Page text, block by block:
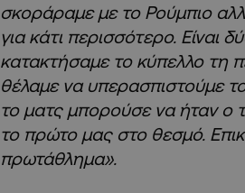
σκοράραμε με το Ρούμπιο
για κάτι περισσότερο. Είναι
κατακτήσαμε το κύπελλο τη
θέλαμε να υπερασπιστούμε
το ματς μπορούσε να ήταν ο
το πρώτο μας στο θεσμό.
πρωτάθλημα».